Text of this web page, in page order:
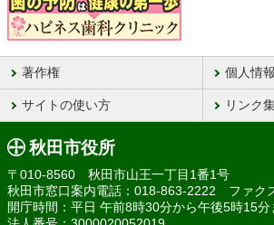
著作権 個人情
サイトの使い方 リンク
秋田市役所
〒010-8560 秋田市山王一丁目1番1号
秋田市窓口案内電話：018-863-2222 ファク
開庁時間：平日 午前8時30分から午後5時15分